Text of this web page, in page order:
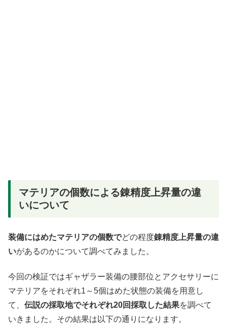
マテリアの個数による錬精度上昇量の違
いについて
装備にはめたマテリアの個数でどの程度錬精度上昇量の違
いがあるのかについて調べてみました。
今回の検証ではギャザラー装備の腰部位とアクセサリーに
マテリアをそれぞれ1～5個はめた状態の装備を用意し
て、 伝説の採取地でそれぞれ20回採取した結果を調べて
いきました。その結果は以下の通りになります。